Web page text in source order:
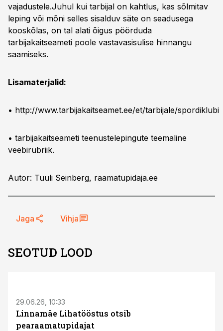
vajadustele.Juhul kui tarbijal on kahtlus, kas sõlmitav
leping või mõni selles sisalduv säte on seadusega
kooskõlas, on tal alati õigus pöörduda
tarbijakaitseameti poole vastavasisulise hinnangu
saamiseks.
Lisamaterjalid:
• http://www.tarbijakaitseamet.ee/et/tarbijale/spordiklubi
• tarbijakaitseameti teenustelepingute teemaline
veebirubriik.
Autor: Tuuli Seinberg, raamatupidaja.ee
Jaga Vihja
SEOTUD LOOD
29.06.26, 10:33
Linnamäe Lihatööstus otsib
pearaamatupidajat